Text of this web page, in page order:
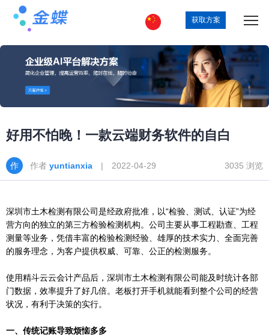
获取方案
好用不怕晚！一款云端财务软件的自白
作者 yuntianxia | 2022-04-29 3035 浏览
深圳市土木检测有限公司是经政府批准，以“检验、测试、认证”为经
营方向的独立的第三方检验检测机构。公司主要从事工程勘查、工程
测量等业务，凭借丰富的检验检测经验、雄厚的技术实力、全面完善
的服务理念，为客户提供权威、可靠、公正的检测服务。
使用精斗云云会计产品后，深圳市土木检测有限公司能及时统计各部
门数据，效率提升了好几倍。老板打开手机就能看到整个公司的经营
状况，有利于决策的实行。
一、传统记账导致烦恼多多